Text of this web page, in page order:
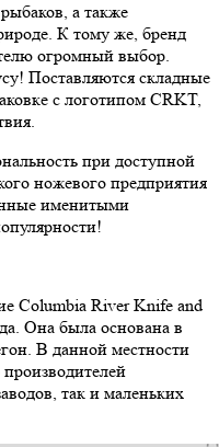
а также
К тому же, бренд
огромный выбор.
Поставляются складные
с логотипом CRKT,
при доступной
ножевого предприятия
именитыми
Columbia River Knife and
Она была основана в
В данной местности
так и маленьких